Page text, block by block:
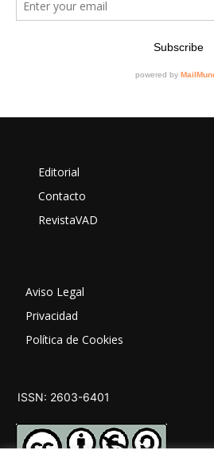
Editorial
Contacto
RevistaVAD
Aviso Legal
Privacidad
Política de Cookies
ISSN: 2603-6401